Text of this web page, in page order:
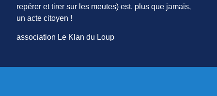
repérer et tirer sur les meutes) est, plus que jamais,
un acte citoyen !
association Le Klan du Loup